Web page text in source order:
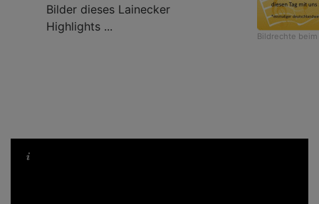
Bilder dieses Lainecker
Highlights ...
Bildrechte